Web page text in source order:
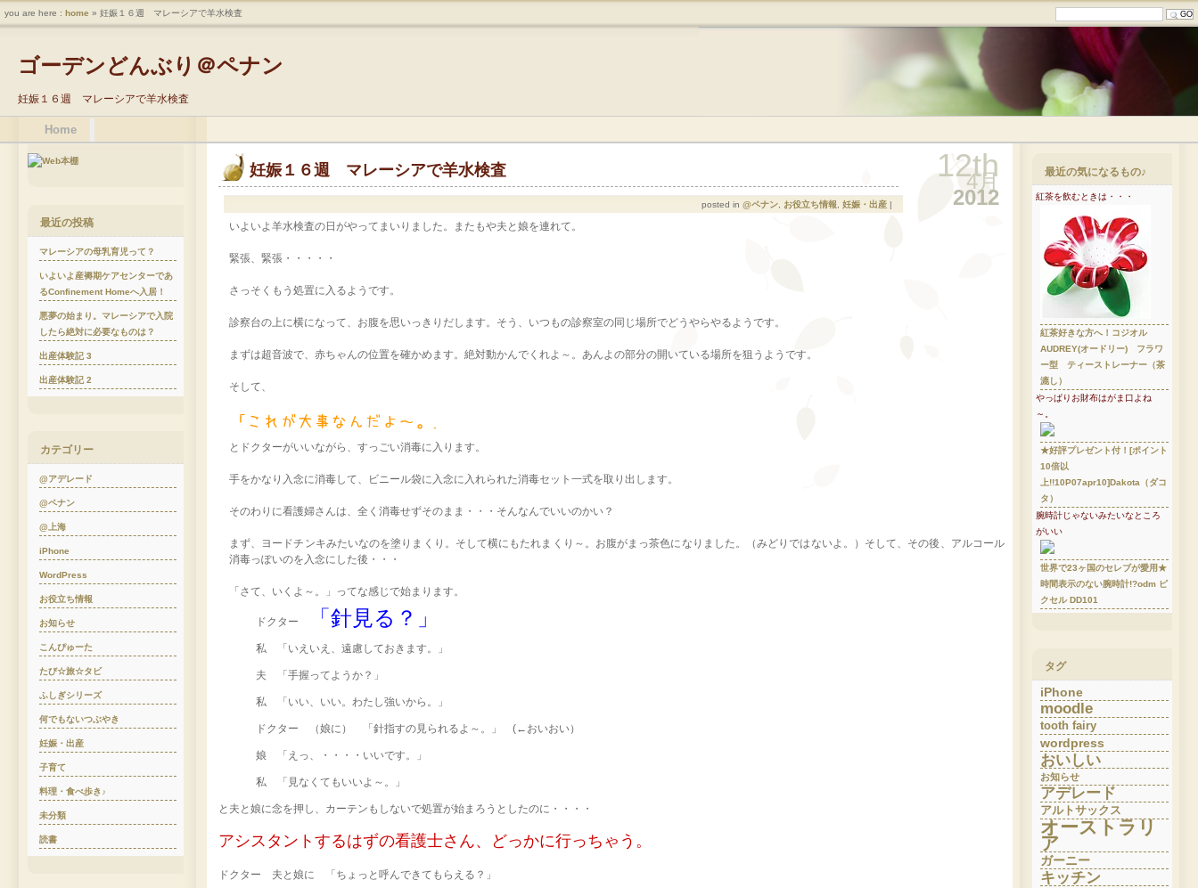
ゴーデンどんぶり＠ペナン
妊娠１６週 マレーシアで羊水検査
Home
12th
4月
2012
妊娠１６週 マレーシアで羊水検査
posted in @ペナン お役立ち情報 妊娠・出産 |
いよいよ羊水検査の日がやってまいりました。またもや夫と娘を連れて。
緊張、緊張・・・・・
さっそくもう処置に入るようです。
診察台の上に横になって、お腹を思いっきりだします。そう、いつもの診察室の同じ場所でどうやらやるようです。
まずは超音波で、赤ちゃんの位置を確かめます。絶対動かんでくれよ～。あんよの部分の開いている場所を狙うようです。
そして、
とドクターがいいながら、すっごい消毒に入ります。
手をかなり入念に消毒して、ビニール袋に入念に入れられた消毒セット一式を取り出します。
そのわりに看護婦さんは、全く消毒せずそのまま・・・そんなんでいいのかい？
まず、ヨードチンキみたいなのを塗りまくり。そして横にもたれまくり～。お腹がまっ茶色になりました。（みどりではないよ。）そして、その後、アルコール
消毒っぽいのを入念にした後・・・
「さて、いくよ～。」ってな感じで始まります。
ドクター 「針見る？」
私 「いえいえ、遠慮しておきます。」
夫 「手握ってようか？」
私 「いい、いい。わたし強いから。」
ドクター （娘に） 「針指すの見られるよ～。」 (←おいおい）
娘 「えっ、・・・・いいです。」
私 「見なくてもいいよ～。」
と夫と娘に念を押し、カーテンもしないで処置が始まろうとしたのに・・・・
アシスタントするはずの看護士さん、どっかに行っちゃう。
ドクター 夫と娘に 「ちょっと呼んできてもらえる？」
最近の投稿
マレーシアの母乳育児って？
いよいよ産褥期ケアセンターであ
るConfinement Homeへ入居！
悪夢の始まり。マレーシアで入院
したら絶対に必要なものは？
出産体験記 3
出産体験記 2
カテゴリー
@アデレード
@ペナン
@上海
iPhone
WordPress
お役立ち情報
お知らせ
こんぴゅーた
たび☆旅☆タビ
ふしぎシリーズ
何でもないつぶやき
妊娠・出産
子育て
料理・食べ歩き♪
未分類
読書
最近の気になるもの♪
紅茶を飲むときは・・・
紅茶好きな方へ！コジオル
AUDREY(オードリー) フラワ
ー型 ティーストレーナー（茶
漉し）
やっぱりお財布はがま口よね
～。
★好評プレゼント付！[ポイント
10倍以
上!!10P07apr10]Dakota（ダコ
タ）
腕時計じゃないみたいなところ
がいい
世界で23ヶ国のセレブが愛用★
時間表示のない腕時計!?odm ピ
クセル DD101
タグ
iPhone
moodle
tooth fairy
wordpress
おいしい
お知らせ
アデレード
アルトサックス
オーストラリ
ア
ガーニー
キッチン
you are here : home » 妊娠１６週 マレーシアで羊水検査